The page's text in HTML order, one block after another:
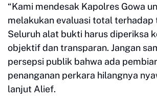
“Kami mendesak Kapolres Gowa
melakukan evaluasi total terhadap
Seluruh alat bukti harus diperiksa
objektif dan transparan. Jangan
persepsi publik bahwa ada
penanganan perkara hilangnya
lanjut Alief.